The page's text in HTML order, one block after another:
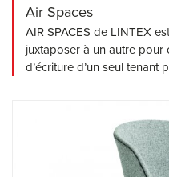
Air Spaces
AIR SPACES de LINTEX
juxtaposer à un autre
d’écriture d’un seul tenant